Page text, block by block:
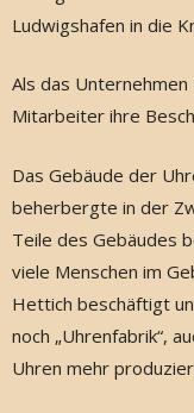
Ludwigshafen in die
Als das
Mitarbeiter ihre
Das Gebäude der
beherbergte in der
Teile des Gebäudes
viele Menschen im
Hettich beschäftigt
noch „Uhrenfabrik“,
Uhren mehr